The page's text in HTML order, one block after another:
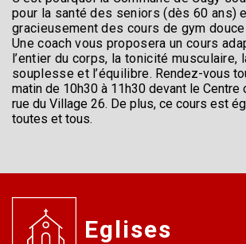
pour la santé des seniors (dès 60 ans)
gracieusement des cours de gym
Une coach vous proposera un cours
l’entier du corps, la tonicité musculaire,
souplesse et l’équilibre. Rendez-vous
matin de 10h30 à 11h30 devant le
rue du Village 26. De plus, ce cours est
toutes et tous.
Eglises